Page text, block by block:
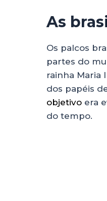
As
Os palcos
partes do
rainha Maria I
dos papéis
objetivo era
do tempo.